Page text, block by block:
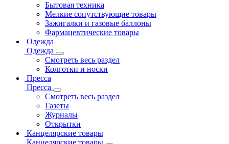
Бытовая техника
Мелкие сопутствующие товары
Зажигалки и газовые баллоны
Фармацевтические товары
Одежда
Одежда
Смотреть весь раздел
Колготки и носки
Пресса
Пресса
Смотреть весь раздел
Газеты
Журналы
Открытки
Канцелярские товары
Канцелярские товары